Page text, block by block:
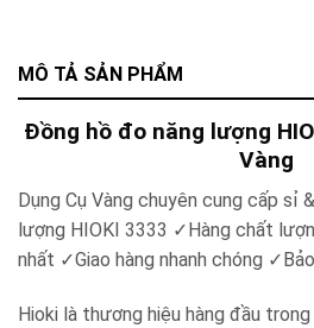
MÔ TẢ SẢN PHẨM
Đồng hồ đo năng lượng
Vàng
Dụng Cụ Vàng chuyên cung cấp sỉ
lượng HIOKI 3333 ✓Hàng chất
nhất ✓Giao hàng nhanh chóng
Hioki là thương hiệu hàng đầu